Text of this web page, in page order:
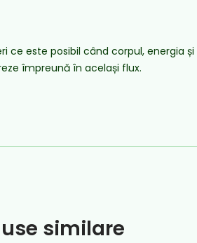
ce este posibil când corpul, energia și
împreună în același flux.
similare